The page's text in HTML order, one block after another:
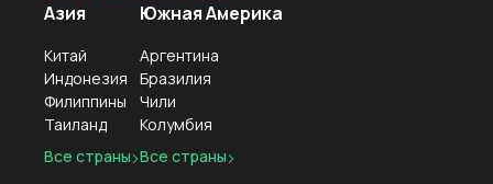
Азия
Китай
Индонезия
Филиппины
Таиланд
Все страны
Южная Америка
Аргентина
Бразилия
Чили
Колумбия
Все страны